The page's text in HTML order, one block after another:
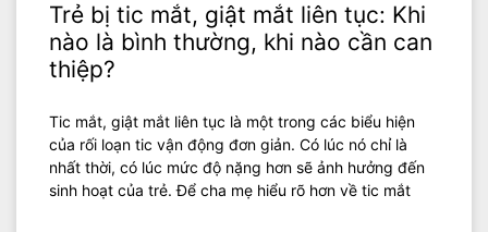
Trẻ bị tic mắt, giật mắt liên tục: Khi
nào là bình thường, khi nào cần can
thiệp?
Tic mắt, giật mắt liên tục là một trong các biểu hiện
của rối loạn tic vận động đơn giản. Có lúc nó chỉ là
nhất thời, có lúc mức độ nặng hơn sẽ ảnh hưởng đến
sinh hoạt của trẻ. Để cha mẹ hiểu rõ hơn về tic mắt